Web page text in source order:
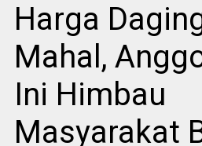
Harga
Mahal,
Ini Himbau
Masyarakat